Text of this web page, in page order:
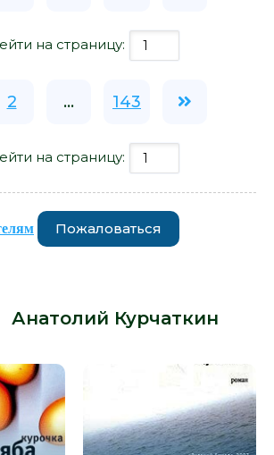
на страницу:
2 ... 143
на страницу:
Пожаловаться
Анатолий Курчаткин